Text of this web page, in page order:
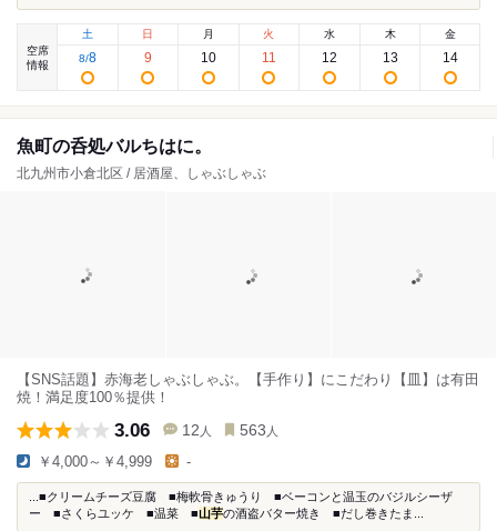
空席
情報
土
8/8
日
9
月
10
火
11
水
12
木
13
金
14
魚町の呑処バルちはに。
北九州市小倉北区 / 居酒屋、しゃぶしゃぶ
【SNS話題】赤海老しゃぶしゃぶ。【手作り】にこだわり【皿】は有田
焼！満足度100％提供！
3.06 12 人 563 人
￥4,000～￥4,999 -
...■クリームチーズ豆腐 ■梅軟骨きゅうり ■ベーコンと温玉のバジルシーザ
ー ■さくらユッケ ■温菜 ■山芋の酒盗バター焼き ■だし巻きたま...